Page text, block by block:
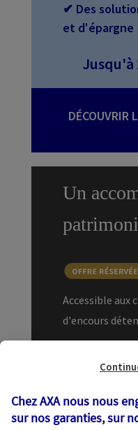
✔ Des
et d'épargne
Jusqu'à
DÉCOUVRIR
Un
Accessible aux
d'encours
et protéger
✔ Des
Chez AXA nous nous
sur nos garanties, sur